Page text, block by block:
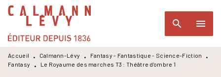
MENU RECHERCHE
PIED DE PAGE
search menu
Accueil • Calmann-Lévy • Fantasy - Fantastique - Science-Fiction
•
Fantasy
• Le Royaume des marches T3 : Théâtre d'ombre 1